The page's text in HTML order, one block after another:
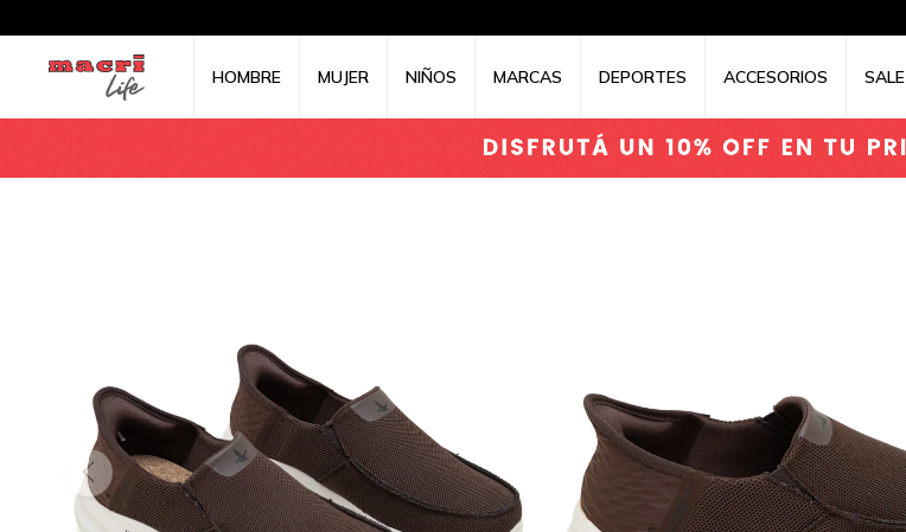
HOMBRE MUJER NIÑOS MARCAS DEPORTES ACCESORIOS SALE